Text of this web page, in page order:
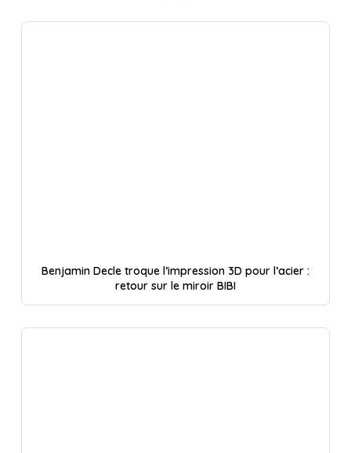
Benjamin Decle troque l’impression 3D pour l’acier :
retour sur le miroir BIBI